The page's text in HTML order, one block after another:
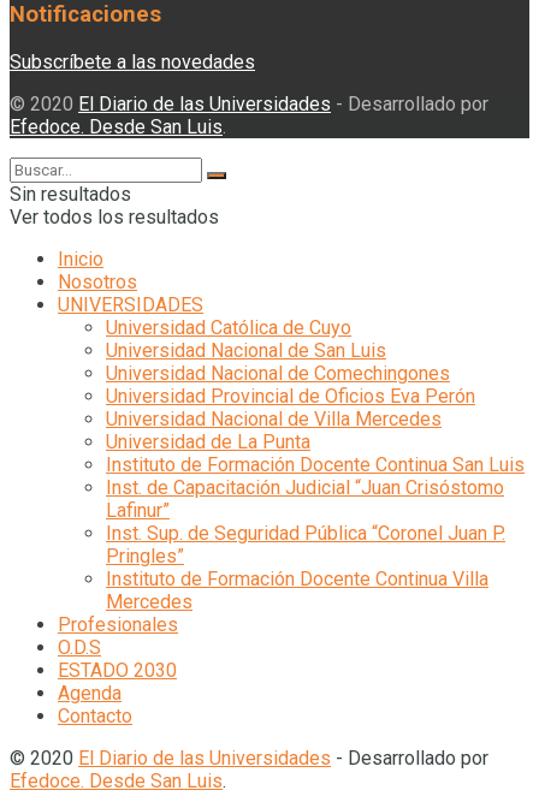
Notificaciones
Subscríbete a las novedades
© 2020 El Diario de las Universidades - Desarrollado por
Efedoce. Desde San Luis.
Sin resultados
Ver todos los resultados
Inicio
Nosotros
UNIVERSIDADES
Universidad Católica de Cuyo
Universidad Nacional de San Luis
Universidad Nacional de Comechingones
Universidad Provincial de Oficios Eva Perón
Universidad Nacional de Villa Mercedes
Universidad de La Punta
Instituto de Formación Docente Continua San Luis
Inst. de Capacitación Judicial “Juan Crisóstomo
Lafinur”
Inst. Sup. de Seguridad Pública “Coronel Juan P.
Pringles”
Instituto de Formación Docente Continua Villa
Mercedes
Profesionales
O.D.S
ESTADO 2030
Agenda
Contacto
© 2020 El Diario de las Universidades - Desarrollado por
Efedoce. Desde San Luis.